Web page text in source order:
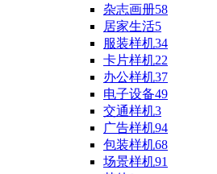
杂志画册58
居家生活5
服装样机34
卡片样机22
办公样机37
电子设备49
交通样机3
广告样机94
包装样机68
场景样机91